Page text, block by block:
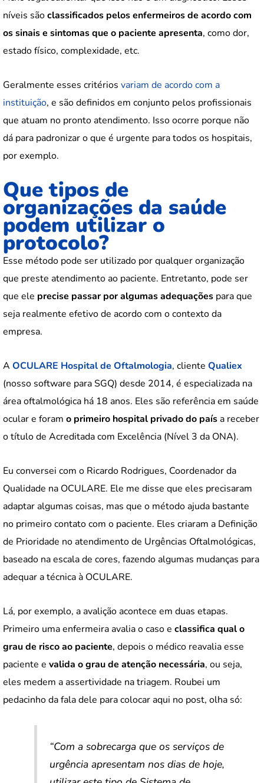
níveis sãoclassificados pelos enfermeiros de acordo com
os sinais e sintomas que o paciente apresenta, como dor,
estado físico, complexidade, etc.
Geralmente esses critérios variam de acordo com a
instituição, e são definidos em conjunto pelos profissionais
que atuam no pronto atendimento. Isso ocorre porque não
dá para padronizar o que é urgente para todos os hospitais,
por exemplo.
Que tipos de
organizações da saúde
podem utilizar o
protocolo?
Esse método pode ser utilizado por qualquer organização
que preste atendimento ao paciente. Entretanto, pode ser
que ele precise passar por algumas adequações para que
seja realmente efetivo de acordo com o contexto da
empresa.
A OCULARE Hospital de Oftalmologia, cliente Qualiex
(nosso software para SGQ) desde 2014, é especializada na
área oftalmológica há 18 anos. Eles são referência em saúde
ocular e foram o primeiro hospital privado do paísa receber
o título de Acreditada com Excelência (Nível 3 da ONA).
Eu conversei com o Ricardo Rodrigues, Coordenador da
Qualidade na OCULARE. Ele me disse que eles precisaram
adaptar algumas coisas, mas que o método ajuda bastante
no primeiro contato com o paciente. Eles criaram a Definição
de Prioridade no atendimento de Urgências Oftalmológicas,
baseado na escala de cores, fazendo algumas mudanças para
adequar a técnica à OCULARE.
Lá, por exemplo, a avalição acontece em duas etapas.
Primeiro uma enfermeira avalia o caso e classifica qual o
grau de risco ao paciente, depois o médico reavalia esse
paciente e valida o grau de atenção necessária, ou seja,
eles medem a assertividade na triagem. Roubei um
pedacinho da fala dele para colocar aqui no post, olha só:
“Com a sobrecarga que os serviços de
urgência apresentam nos dias de hoje,